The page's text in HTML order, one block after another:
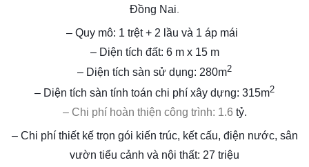
Đồng Nai.
– Quy mô: 1 trệt + 2 lầu và 1 áp mái
– Diện tích đất: 6 m x 15 m
– Diện tích sàn sử dụng: 280m2
– Diện tích sàn tính toán chi phí xây dựng: 315m2
– Chi phí hoàn thiện công trình: 1.6 tỷ.
– Chi phí thiết kế trọn gói kiến trúc, kết cấu, điện nước, sân
vườn tiểu cảnh và nội thất: 27 triệu